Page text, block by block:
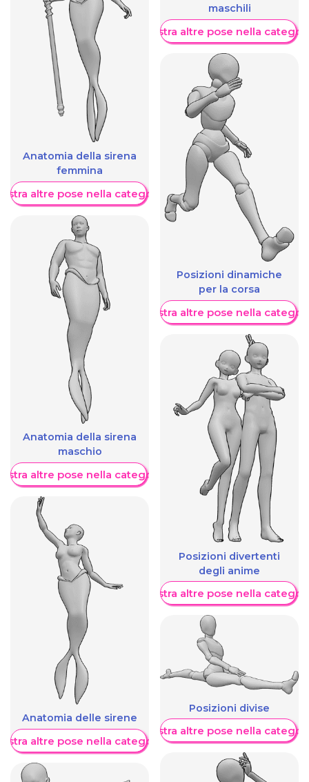
Anatomia della sirena
femmina
altre pose nella categoria
Anatomia della sirena
maschio
altre pose nella categoria
Anatomia delle sirene
altre pose nella categoria
maschili
Mostra altre pose nella
Posizioni dinamiche
per la corsa
Mostra altre pose nella
Posizioni divertenti
degli anime
Mostra altre pose nella
Posizioni divise
Mostra altre pose nella